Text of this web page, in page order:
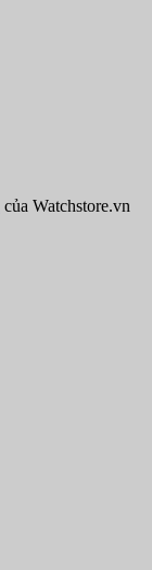
của Watchstore.vn